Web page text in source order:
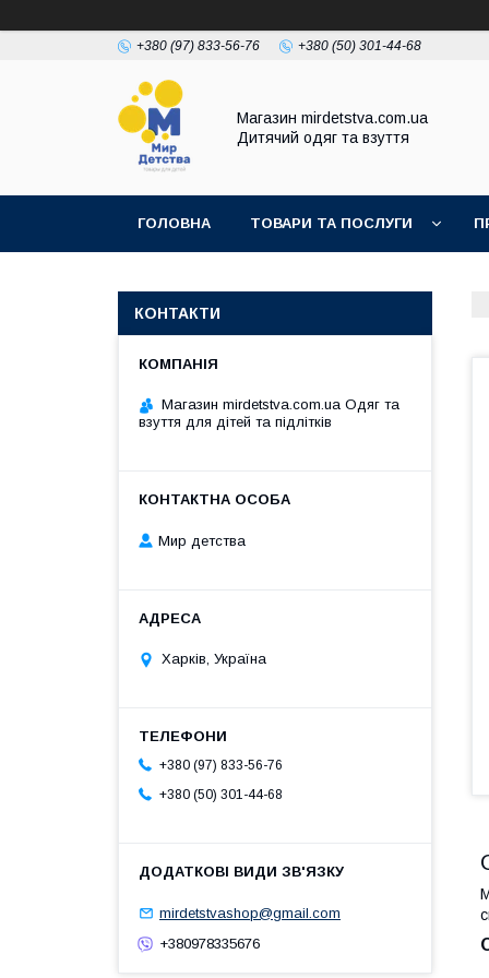
+380 (97) 833-56-76 +380 (50) 301-44-68
Магазин mirdetstva.com.ua
Дитячий одяг та взуття
ГОЛОВНА ТОВАРИ ТА ПОСЛУГИ
КОНТАКТИ
Магазин mirdetstva.com.ua Одяг та
взуття для дітей та підлітків
Мир детства
Харків, Україна
+380 (97) 833-56-76
+380 (50) 301-44-68
mirdetstvashop@gmail.com
+380978335676